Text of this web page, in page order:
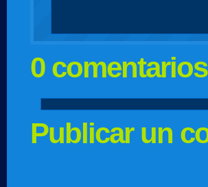
0
Publicar un